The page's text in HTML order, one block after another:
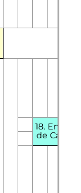
18.
de